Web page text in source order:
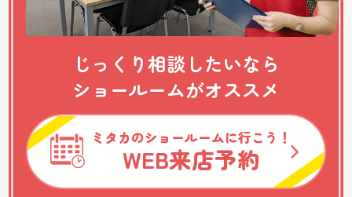
じっくり相談したいなら
ショールームがオススメ
ミタカのショールームに行こう！
WEB来店予約